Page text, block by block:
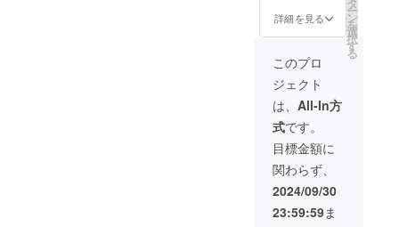
がる可
能性も
ます。
※このリ
ターン
は送
込で
す。
回る皆
を頂
在進め
ている
ら量産
体制を
更に整
えるこ
とがで
合、正
製造工
天災や
禍等に
よる物
流混乱
など、
出荷時
期が遅
れる場
合があ
す。 ※
字],
M[太字]
売予定
価格
16,800
円の
17%OF
F（送
料・税
込） ※
ご支援
の数が
想定を
上回っ
詳細を見る
タ
ー
ン
を
選
択
す
る
このプロ
ジェクト
は、 All-In方
式です。
目標金額に
関わらず、
2024/09/30
23:59:59ま